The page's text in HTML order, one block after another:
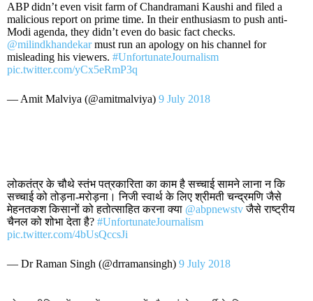
ABP didn’t even visit farm of Chandramani Kaushi and filed a
malicious report on prime time. In their enthusiasm to push anti-
Modi agenda, they didn’t even do basic fact checks.
@milindkhandekarmust run an apology on his channel for
misleading his viewers. #UnfortunateJournalism
pic.twitter.com/yCx5eRmP3q
— Amit Malviya (@amitmalviya) 9 July 2018
लोकतंत्र के चौथे स्तंभ पत्रकारिता का काम है सच्चाई सामने लाना न कि
सच्चाई को तोड़ना-मरोड़ना। निजी स्वार्थ के लिए श्रीमती चन्द्रमणि जैसे
मेहनतकश किसानों को हतोत्साहित करना क्या @abpnewstvजैसे राष्ट्रीय
चैनल को शोभा देता है? #UnfortunateJournalism
pic.twitter.com/4bUsQccsJi
— Dr Raman Singh (@drramansingh) 9 July 2018